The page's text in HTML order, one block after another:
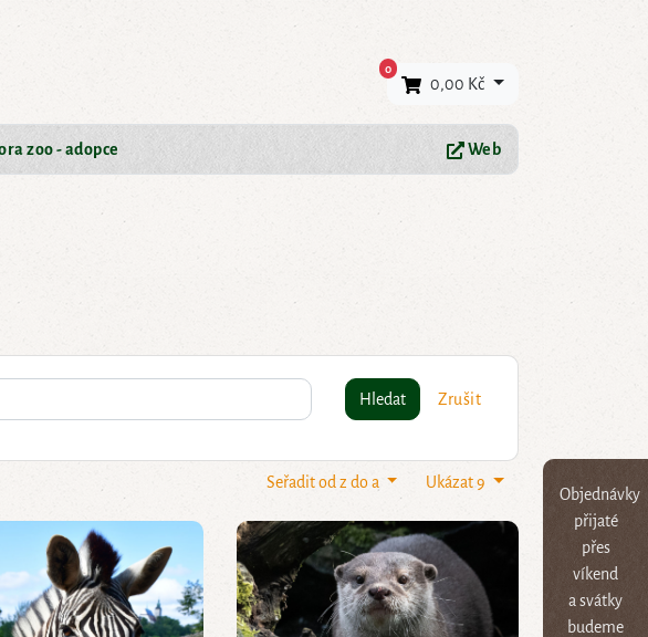
Objednávky
přijaté
přes
víkend
a svátky
budeme
0×
0,00 Kč
zoo - adopce Web
Hledat
Zrušit
Ukázat 9
Seřadit od z do a